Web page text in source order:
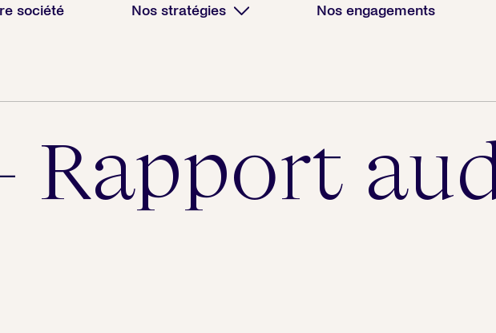
société Nos stratégies Nos engagements
Rapport